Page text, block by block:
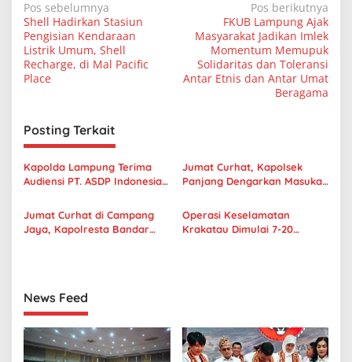
N
a
v
i
a
s
i
p
o
s
Pos sebelumnya
Shell Hadirkan Stasiun
Pengisian Kendaraan
Listrik Umum, Shell
Recharge, di Mal Pacific
Place
Pos berikutnya
FKUB Lampung Ajak
Masyarakat Jadikan Imlek
Momentum Memupuk
Solidaritas dan Toleransi
Antar Etnis dan Antar Umat
Beragama
Posting Terkait
Kapolda Lampung Terima
Audiensi PT. ASDP Indonesia
Jumat Curhat, Kapolsek
Panjang Dengarkan Masukan
Jumat Curhat di Campang
Jaya, Kapolresta Bandar
Operasi Keselamatan
Krakatau Dimulai 7-20
News Feed